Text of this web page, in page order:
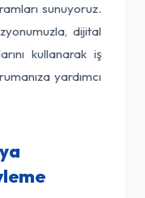
sunuyoruz.
dijital
kullanarak iş
yardımcı